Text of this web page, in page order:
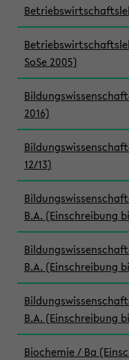
SoSe 2005)
2016)
12/13)
B.A. (Einschreibung
B.A. (Einschreibung
B.A. (Einschreibung
Biochemie / Ba